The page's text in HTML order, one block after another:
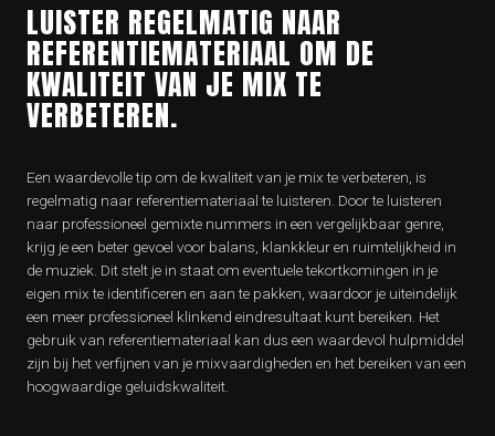
LUISTER REGELMATIG NAAR
REFERENTIEMATERIAAL OM DE
KWALITEIT VAN JE MIX TE
VERBETEREN.
Een waardevolle tip om de kwaliteit van je mix te verbeteren, is
regelmatig naar referentiemateriaal te luisteren. Door te luisteren
naar professioneel gemixte nummers in een vergelijkbaar genre,
krijg je een beter gevoel voor balans, klankkleur en ruimtelijkheid in
de muziek. Dit stelt je in staat om eventuele tekortkomingen in je
eigen mix te identificeren en aan te pakken, waardoor je uiteindelijk
een meer professioneel klinkend eindresultaat kunt bereiken. Het
gebruik van referentiemateriaal kan dus een waardevol hulpmiddel
zijn bij het verfijnen van je mixvaardigheden en het bereiken van een
hoogwaardige geluidskwaliteit.